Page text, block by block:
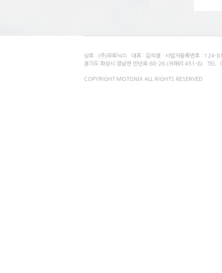
상호 : (주)모토닉스 대표 : 김석경 사업자등록번호 : 124-
경기도 화성시 정남면 만년로 68-26 (귀래리 451-8)
COPYRIGHT MOTONIX ALL RIGHTS RESERVED